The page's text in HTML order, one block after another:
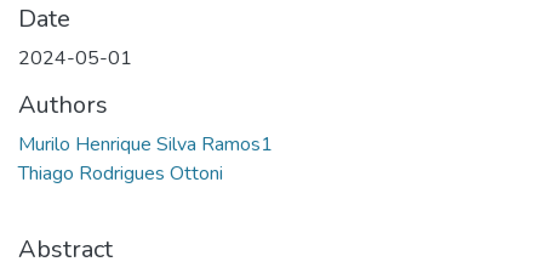
Date
2024-05-01
Authors
Murilo Henrique Silva Ramos1
Thiago Rodrigues Ottoni
Abstract